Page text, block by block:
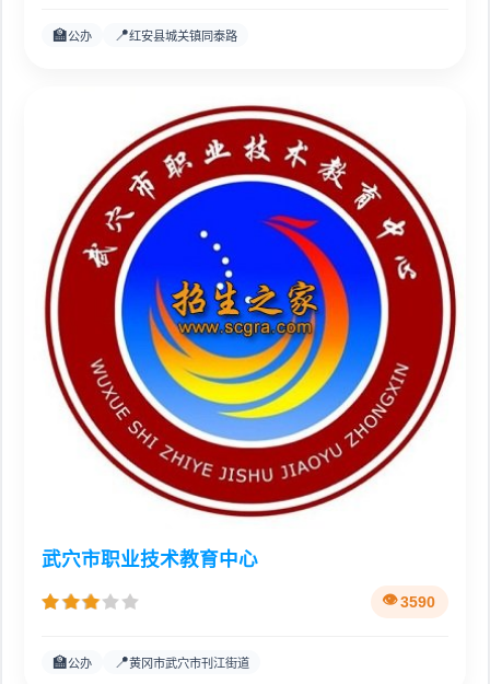
🏫公办 📍红安县城关镇同泰路
武穴市职业技术教育中心
3590
🏫公办 📍黄冈市武穴市刊江街道